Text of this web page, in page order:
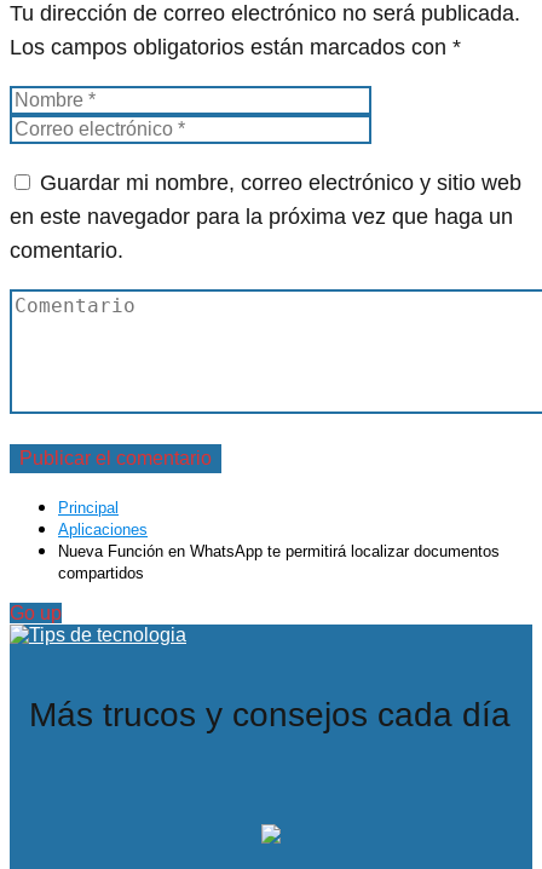
Tu dirección de correo electrónico no será publicada.
Los campos obligatorios están marcados con *
Guardar mi nombre, correo electrónico y sitio web
en este navegador para la próxima vez que haga un
comentario.
Principal
Aplicaciones
Nueva Función en WhatsApp te permitirá localizar documentos
compartidos
Go up
Más trucos y consejos cada día